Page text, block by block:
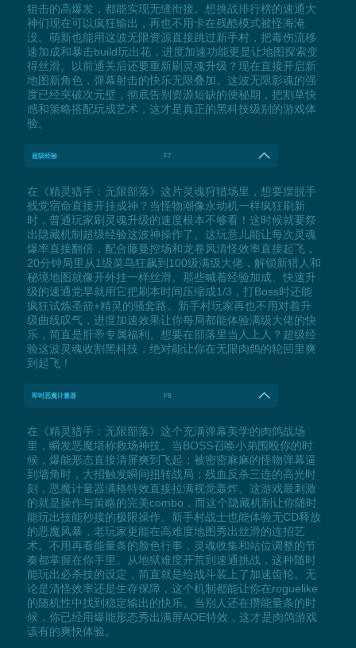
狙击的高爆发，都能实现无缝衔接。想挑战排行榜的速通大
神们现在可以疯狂输出，再也不用卡在残酷模式被怪海淹
没。萌新也能用这波无限资源直接跳过新手村，把毒伤流移
速加成和暴击build玩出花，进度加速功能更是让地图探索变
得丝滑。以前通关后还要重新刷灵魂升级？现在直接开启新
地图新角色，弹幕射击的快乐无限叠加。这波无限影魂的强
度已经突破次元壁，彻底告别资源短缺的便秘期，把割草快
感和策略搭配玩成艺术，这才是真正的黑科技级别的游戏体
验。
超级经验 F7
在《精灵猎手：无限部落》这片灵魂狩猎场里，想要摆脱手
残党宿命直接开挂成神？当怪物潮像永动机一样疯狂刷新
时，普通玩家刷灵魂升级的速度根本不够看！这时候就要祭
出隐藏机制超级经验这波神操作了。这玩意儿能让每次灵魂
爆率直接翻倍，配合藤曼控场和龙卷风清怪效率直接起飞，
20分钟局里从1级菜鸟狂飙到100级满级大佬，解锁新猎人和
秘境地图就像开外挂一样丝滑。那些喊着经验加成、快速升
级的速通党早就用它把刷本时间压缩成1/3，打Boss时还能
疯狂试炼圣箭+精灵的骚套路。新手村玩家再也不用对着升
级曲线叹气，进度加速效果让你每局都能体验满级大佬的快
乐，简直是肝帝专属福利。想要在部落里当人上人？超级经
验这波灵魂收割黑科技，绝对能让你在无限肉鸽的轮回里爽
到起飞！
即时恶魔计量器 F8
在《精灵猎手：无限部落》这个充满弹幕美学的肉鸽战场
里，瞬发恶魔堪称救场神技。当BOSS召唤小弟围殴你的时
候，爆能形态直接清屏爽到飞起；被密密麻麻的怪物弹幕逼
到墙角时，大招触发瞬间扭转战局；残血反杀三连的高光时
刻，恶魔计量器满格特效直接拉满视觉轰炸。这游戏最刺激
的就是操作与策略的完美combo，而这个隐藏机制让你随时
能玩出技能秒接的极限操作。新手村战士也能体验无CD释放
的恶魔风暴，老玩家更能在高难度地图秀出丝滑的连招艺
术。不用再看能量条的脸色行事，灵魂收集和站位调整的节
奏都掌握在你手里。从地狱难度开荒到速通挑战，这种随时
能玩出必杀技的设定，简直就是给战斗装上了加速齿轮。无
论是清怪效率还是生存保障，这个机制都能让你在roguelike
的随机性中找到稳定输出的快乐。当别人还在攒能量条的时
候，你已经用爆能形态秀出满屏AOE特效，这才是肉鸽游戏
该有的爽快体验。